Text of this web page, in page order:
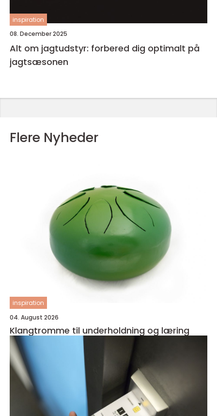
inspiration
08. December 2025
Alt om jagtudstyr: forbered dig optimalt på
jagtsæsonen
Flere Nyheder
inspiration
04. August 2026
Klangtromme til underholdning og læring